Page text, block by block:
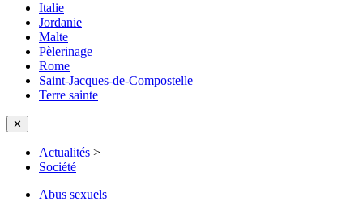
Italie
Jordanie
Malte
Pèlerinage
Rome
Saint-Jacques-de-Compostelle
Terre sainte
✕
Actualités >
Société
Abus sexuels